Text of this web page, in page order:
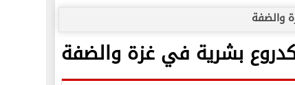
والضفة
بشرية في غزة والضفة